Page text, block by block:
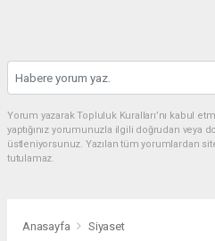
Yorum yazarak Topluluk Kuralları’nı kabul
yaptığınız yorumunuzla ilgili doğrudan veya
üstleniyorsunuz. Yazılan tüm yorumlardan
tutulamaz.
Anasayfa Siyaset